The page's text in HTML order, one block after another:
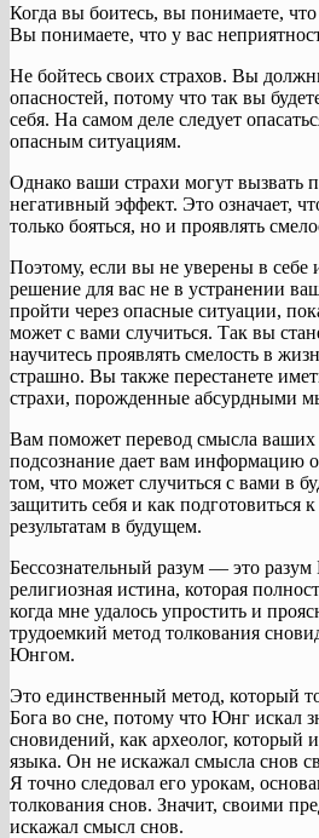
Когда вы боитесь, вы понимаете,
Вы понимаете, что у вас
Не бойтесь своих страхов. Вы
опасностей, потому что так вы
себя. На самом деле следует
опасным ситуациям.
Однако ваши страхи могут вызвать
негативный эффект. Это означает,
только бояться, но и проявлять
Поэтому, если вы не уверены в себе
решение для вас не в устранении
пройти через опасные ситуации,
может с вами случиться. Так вы
научитесь проявлять смелость в
страшно. Вы также перестанете
страхи, порожденные абсурдными
Вам поможет перевод смысла ваших
подсознание дает вам информацию
том, что может случиться с вами в
защитить себя и как подготовиться
результатам в будущем.
Бессознательный разум — это разум
религиозная истина, которая
когда мне удалось упростить и
трудоемкий метод толкования
Юнгом.
Это единственный метод, который
Бога во сне, потому что Юнг искал
сновидений, как археолог, который
языка. Он не искажал смысла снов
Я точно следовал его урокам,
толкования снов. Значит, своими
искажал смысл снов.